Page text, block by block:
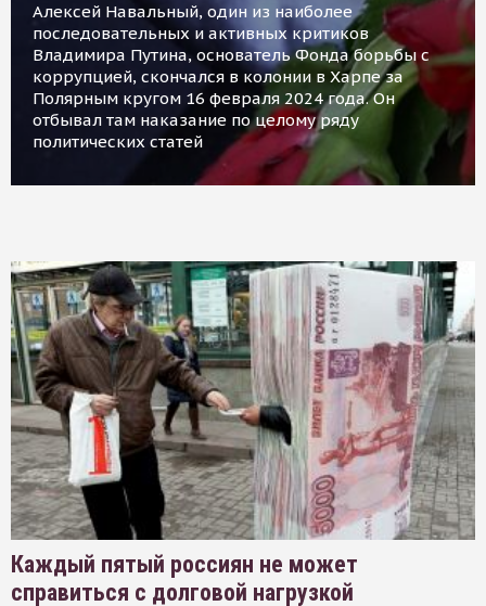
Алексей Навальный, один из наиболее
последовательных и активных критиков
Владимира Путина, основатель Фонда борьбы с
коррупцией, скончался в колонии в Харпе за
Полярным кругом 16 февраля 2024 года. Он
отбывал там наказание по целому ряду
политических статей
Каждый пятый россиян не может
справиться с долговой нагрузкой